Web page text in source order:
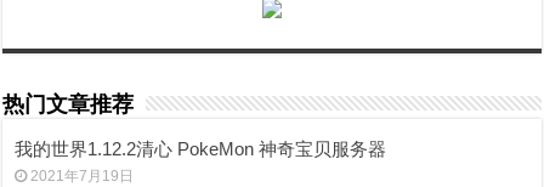
热门文章推荐
我的世界1.12.2清心 PokeMon 神奇宝贝服务器
2021年7月19日